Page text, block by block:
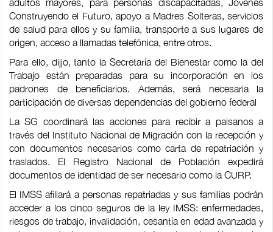
adultos mayores, para personas discapacitadas, Jóvenes
Construyendo el Futuro, apoyo a Madres Solteras, servicios
de salud para ellos y su familia, transporte a sus lugares de
origen, acceso a llamadas telefónica, entre otros.
Para ello, dijjo, tanto la Secretaría del Bienestar como la del
Trabajo están preparadas para su incorporación en los
padrones de beneficiarios. Además, será necesaria la
participación de diversas dependencias del gobierno federal
La SG coordinará las acciones para recibir a paisanos a
través del Instituto Nacional de Migración con la recepción y
con documentos necesarios como carta de repatriación y
traslados. El Registro Nacional de Población expedirá
documentos de identidad de ser necesario como la CURP.
El IMSS afiliará a personas repatriadas y sus familias podrán
acceder a los cinco seguros de la ley IMSS: enfermedades,
riesgos de trabajo, invalidación, cesantía en edad avanzada y